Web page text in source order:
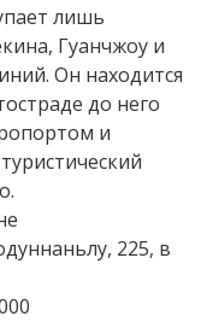
лишь
Гуанчжоу и
Он находится
до него
и
225, в